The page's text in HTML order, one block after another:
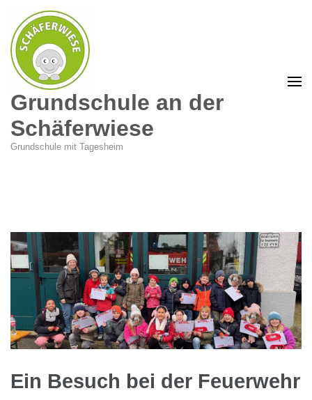
Grundschule an der
Schäferwiese
Grundschule mit Tagesheim
Ein Besuch bei der Feuerwehr